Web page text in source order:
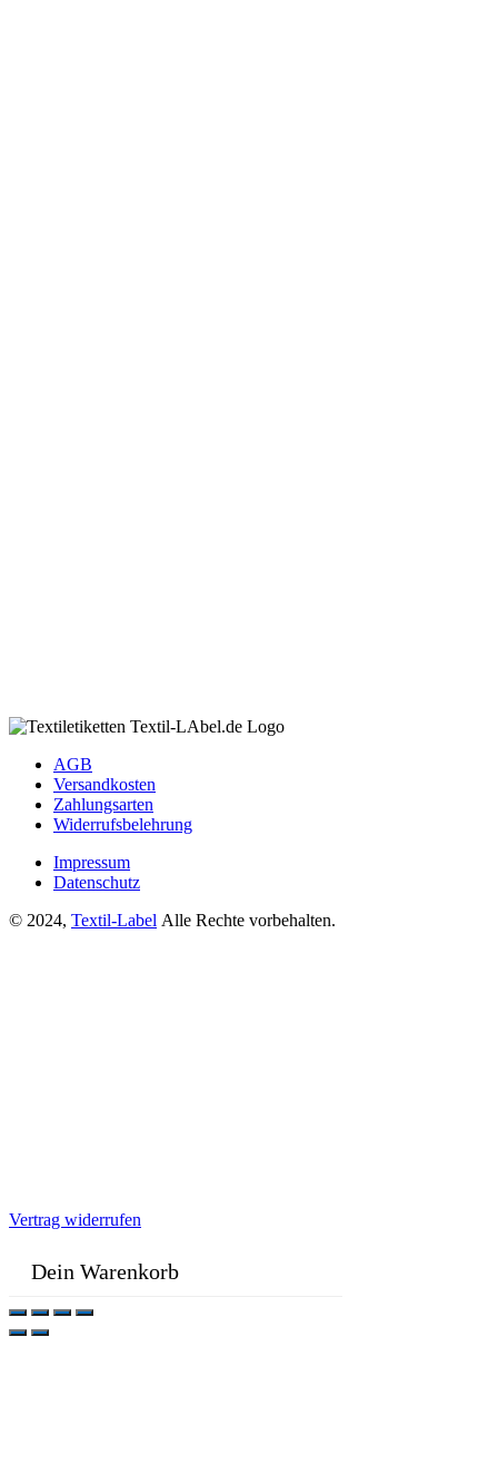
AGB
Versandkosten
Zahlungsarten
Widerrufsbelehrung
Impressum
Datenschutz
© 2024, Textil-Label Alle Rechte vorbehalten.
Vertrag widerrufen
Dein Warenkorb